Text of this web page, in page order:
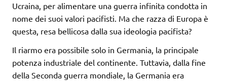
Ucraina, per alimentare una guerra infinita condotta in
nome dei suoi valori pacifisti. Ma che razza di Europa è
questa, resa bellicosa dalla sua ideologia pacifista?
Il riarmo era possibile solo in Germania, la principale
potenza industriale del continente. Tuttavia, dalla fine
della Seconda guerra mondiale, la Germania era